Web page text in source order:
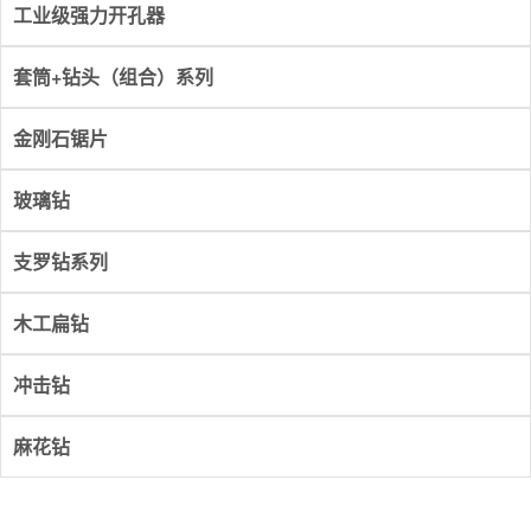
工业级强力开孔器
套筒+钻头（组合）系列
金刚石锯片
玻璃钻
支罗钻系列
木工扁钻
冲击钻
麻花钻